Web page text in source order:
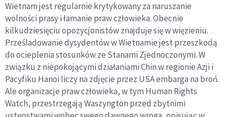
Wietnam jest regularnie krytykowany za naruszanie
wolności prasy i łamanie praw człowieka. Obecnie
kilkudziesięciu opozycjonistów znajduje się w więzieniu.
Prześladowanie dysydentów w Wietnamie jest przeszkodą
do ocieplenia stosunków ze Stanami Zjednoczonymi. W
związku z niepokojącymi działaniami Chin w regionie Azji i
Pacyfiku Hanoi liczy na zdjęcie przez USA embarga na broń.
Ale organizacje praw człowieka, w tym Human Rights
Watch, przestrzegają Waszyngton przed zbytnimi